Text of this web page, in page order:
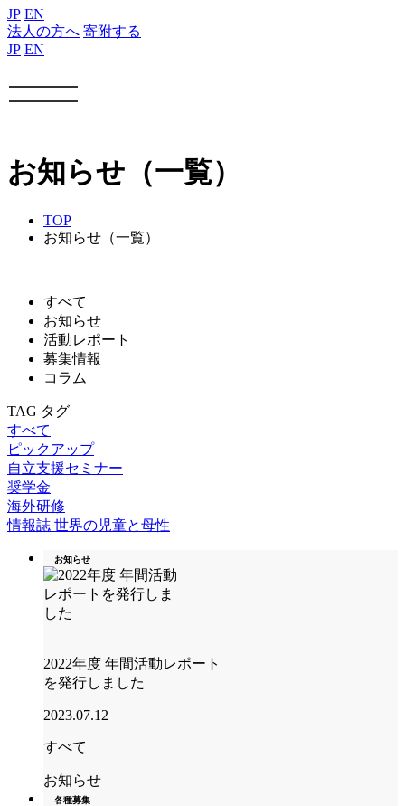
JP EN
法人の方へ 寄附する
JP EN
お知らせ（一覧）
TOP
お知らせ（一覧）
すべて
お知らせ
活動レポート
募集情報
コラム
TAG タグ
すべて
ピックアップ
自立支援セミナー
奨学金
海外研修
情報誌 世界の児童と母性
お知らせ
2022年度 年間活動レポート
を発行しました
2023.07.12
すべて
お知らせ
各種募集